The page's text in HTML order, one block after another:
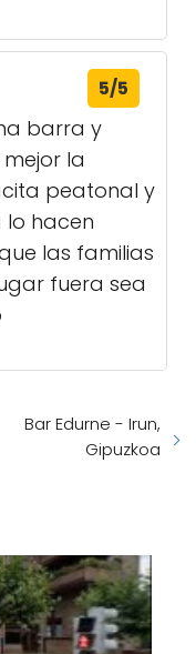
5/5
barra y
la
peatonal y
lo hacen
las familias
fuera sea
Bar Edurne - Irun,
Gipuzkoa